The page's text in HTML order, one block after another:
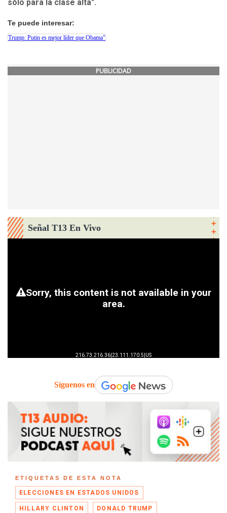
sólo para la clase alta".
Te puede interesar:
Trump: Putin es mejor líder que Obama"
PUBLICIDAD
Señal T13 En Vivo
Síguenos en
ETIQUETAS DE ESTA NOTA
ELECCIONES EN ESTADOS UNIDOS
HILLARY CLINTON DONALD TRUMP